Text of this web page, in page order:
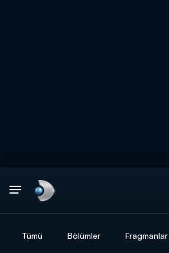
Tümü Bölümler Fragmanlar